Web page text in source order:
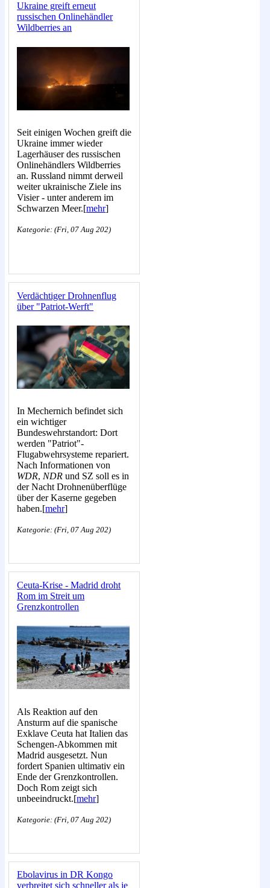
Ukraine greift erneut
russischen Onlinehändler
Wildberries an
Seit einigen Wochen greift die
Ukraine immer wieder
Lagerhäuser des russischen
Onlinehändlers Wildberries
an. Russland nimmt derweil
weiter ukrainische Ziele ins
Visier - unter anderem im
Schwarzen Meer.[mehr]
Kategorie: (Fri, 07 Aug 202)
Verdächtiger Drohnenflug
über "Patriot-Werft"
In Mechernich befindet sich
ein wichtiger
Bundeswehrstandort: Dort
werden "Patriot"-
Flugabwehrsysteme repariert.
Nach Informationen von
WDR,NDR und SZ soll es in
der Nacht Drohnenüberflüge
über der Kaserne gegeben
haben.[mehr]
Kategorie: (Fri, 07 Aug 202)
Ceuta-Krise - Madrid droht
Rom im Streit um
Grenzkontrollen
Als Reaktion auf den
Ansturm auf die spanische
Exklave Ceuta hat Italien das
Schengen-Abkommen mit
Madrid ausgesetzt. Nun
fordert Spanien ultimativ ein
Ende der Grenzkontrollen.
Doch Rom zeigt sich
unbeeindruckt.[mehr]
Kategorie: (Fri, 07 Aug 202)
Ebolavirus in DR Kongo
verbreitet sich schneller als je